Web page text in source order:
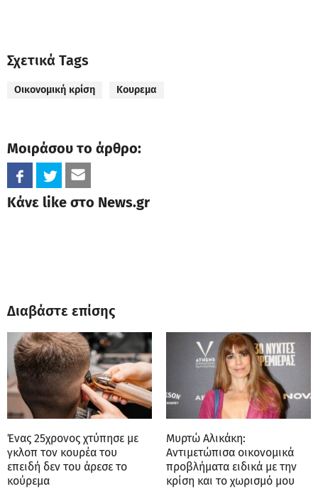
Σχετικά Tags
Οικονομική κρίση Κουρεμα
Μοιράσου το άρθρο:
Κάνε like στο News.gr
Διαβάστε επίσης
Ένας 25χρονος χτύπησε με
γκλοπ τον κουρέα του
επειδή δεν του άρεσε το
κούρεμα
Μυρτώ Αλικάκη:
Αντιμετώπισα οικονομικά
προβλήματα ειδικά με την
κρίση και το χωρισμό μου